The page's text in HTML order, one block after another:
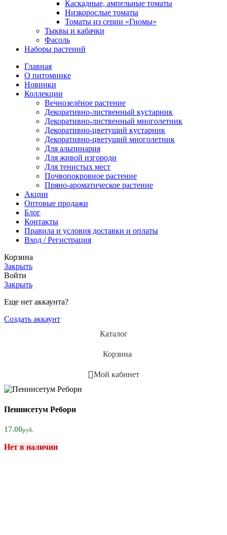
Каскадные, ампельные томаты
Низкорослые томаты
Томаты из серии «Гномы»
Тыквы и кабачки
Фасоль
Наборы растений
Главная
О питомнике
Новинки
Коллекции
Вечнозелёное растение
Декоративно-лиственный кустарник
Декоративно-лиственный многолетник
Декоративно-цветущий кустарник
Декоративно-цветущий многолетник
Для альпинария
Для живой изгороди
Для тенистых мест
Почвопокровное растение
Пряно-ароматическое растение
Акции
Оптовые продажи
Блог
Контакты
Правила и условия доставки и оплаты
Вход / Регистрация
Корзина
Закрыть
Войти
Закрыть
Еще нет аккаунта?
Создать аккаунт
Каталог
Корзина
Мой кабинет
Пеннисетум Реборн
17.00руб.
Нет в наличии